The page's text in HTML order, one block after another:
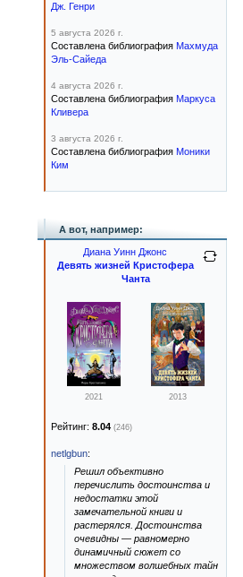
Дж. Генри
5 августа 2026 г.
Составлена библиография Махмуда
Эль-Сайеда
4 августа 2026 г.
Составлена библиография Маркуса
Кливера
3 августа 2026 г.
Составлена библиография Моники
Ким
А вот, например:
Диана Уинн Джонс
Девять жизней Кристофера
Чанта
2021 2013
Рейтинг: 8.04 (246)
netlgbun:
Решил объективно
перечислить достоинства и
недостатки этой
замечательной книги и
растерялся. Достоинства
очевидны — равномерно
динамичный сюжет со
множеством волшебных тайн